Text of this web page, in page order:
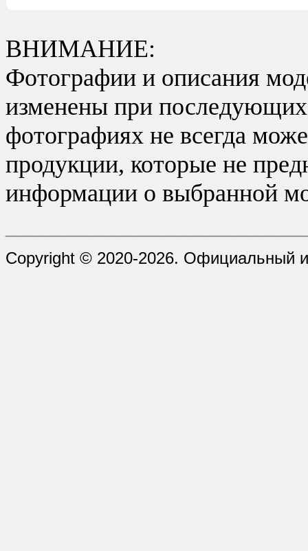
ВНИМАНИЕ:
Фотографии и описания
изменены при последующих
фотографиях не всегда
продукции, которые не
информации о выбранной
Copyright © 2020-2026. Официальный